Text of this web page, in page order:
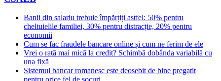
Banii din salariu trebuie împărțiți astfel: 50% pentru
cheltuielile familiei, 30% pentru distracție, 20% pentru
economii
Cum se fac fraudele bancare online și cum ne ferim de ele
Vrei o rată mai mică la credit? Schimbă dobânda variabilă cu
una fixă
Sistemul bancar romanesc este deosebit de bine pregatit